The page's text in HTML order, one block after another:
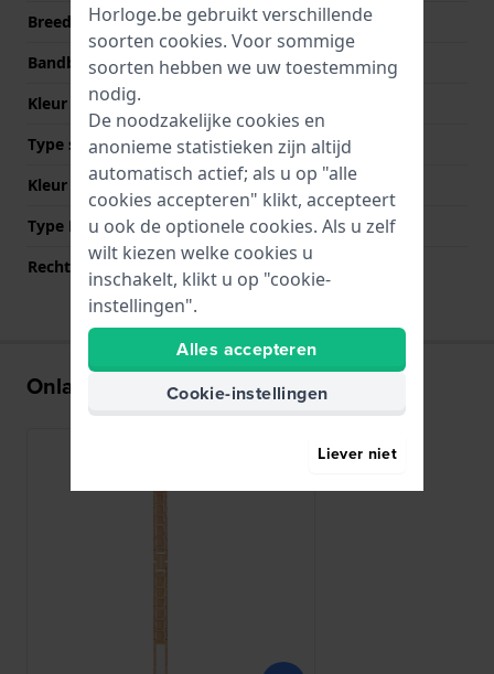
Breedte bandaanzet
10 mm
Bandbreedte bij sluiting
10 mm
Kleur Band
Type sluiting
Sieraadsluiting
Kleur sluiting
Roségoud
Type Bevestiging
Bandpennen
Rechte aanzet
Ja
Onlangs bekeken
Horloge.be gebruikt verschillende
soorten cookies. Voor sommige
soorten hebben we uw toestemming
nodig.
De noodzakelijke cookies en
anonieme statistieken zijn altijd
automatisch actief; als u op "alle
cookies accepteren" klikt, accepteert
u ook de optionele cookies. Als u zelf
wilt kiezen welke cookies u
inschakelt, klikt u op "cookie-
instellingen".
Alles accepteren
Cookie-instellingen
Liever niet